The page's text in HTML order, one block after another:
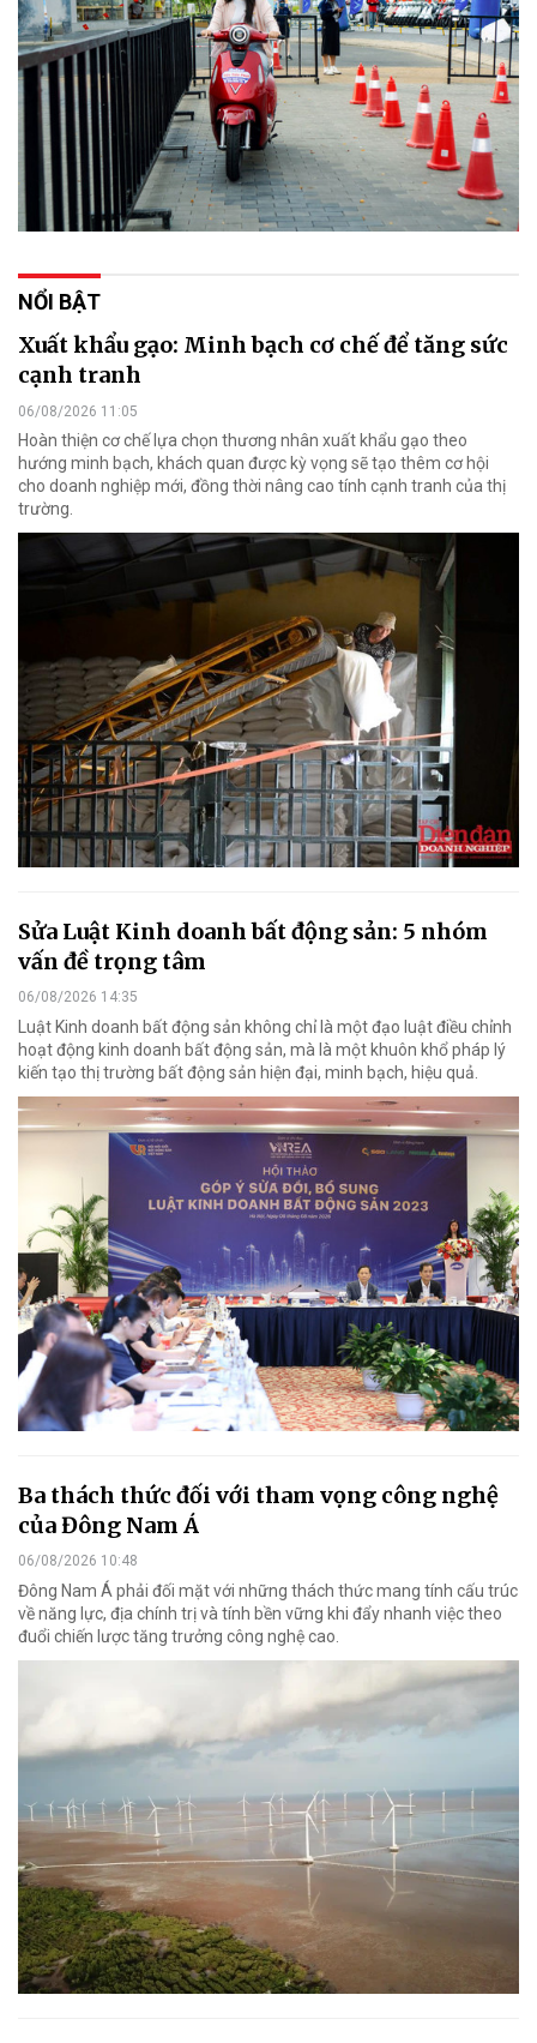
NỔI BẬT
Xuất khẩu gạo: Minh bạch cơ chế để tăng sức
cạnh tranh
06/08/2026 11:05
Hoàn thiện cơ chế lựa chọn thương nhân xuất khẩu gạo theo
hướng minh bạch, khách quan được kỳ vọng sẽ tạo thêm cơ hội
cho doanh nghiệp mới, đồng thời nâng cao tính cạnh tranh của thị
trường.
Sửa Luật Kinh doanh bất động sản: 5 nhóm
vấn đề trọng tâm
06/08/2026 14:35
Luật Kinh doanh bất động sản không chỉ là một đạo luật điều chỉnh
hoạt động kinh doanh bất động sản, mà là một khuôn khổ pháp lý
kiến tạo thị trường bất động sản hiện đại, minh bạch, hiệu quả.
Ba thách thức đối với tham vọng công nghệ
của Đông Nam Á
06/08/2026 10:48
Đông Nam Á phải đối mặt với những thách thức mang tính cấu trúc
về năng lực, địa chính trị và tính bền vững khi đẩy nhanh việc theo
đuổi chiến lược tăng trưởng công nghệ cao.